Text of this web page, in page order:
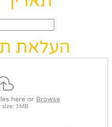
העלאת
here or Browse
size: 1MB